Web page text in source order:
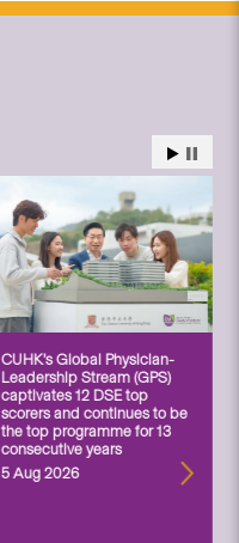
CUHK’s Global Physician-
Leadership Stream (GPS)
captivates 12 DSE top
scorers and continues to be
the top programme for 13
consecutive years
5 Aug 2026